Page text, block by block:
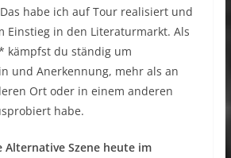
habe ich auf Tour realisiert und
Einstieg in den Literaturmarkt. Als
kämpfst du ständig um
und Anerkennung, mehr als an
Ort oder in einem anderen
habe.
Alternative Szene heute im